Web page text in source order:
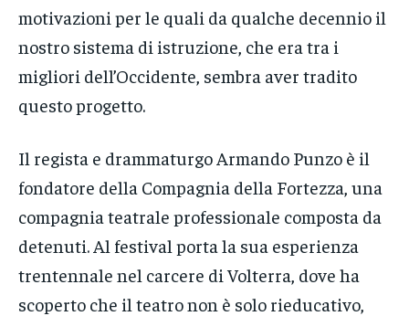
motivazioni per le quali da qualche decennio il
nostro sistema di istruzione, che era tra i
migliori dell’Occidente, sembra aver tradito
questo progetto.
Il regista e drammaturgo Armando Punzo è il
fondatore della Compagnia della Fortezza, una
compagnia teatrale professionale composta da
detenuti. Al festival porta la sua esperienza
trentennale nel carcere di Volterra, dove ha
scoperto che il teatro non è solo rieducativo,